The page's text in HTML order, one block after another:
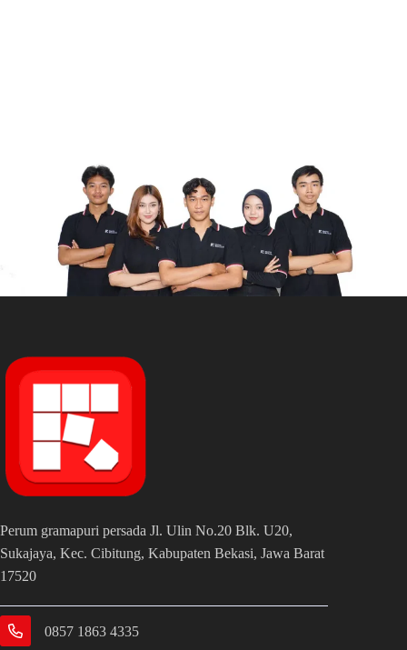
Perum gramapuri persada Jl. Ulin No.20 Blk. U20,
Sukajaya, Kec. Cibitung, Kabupaten Bekasi, Jawa Barat
17520
0857 1863 4335